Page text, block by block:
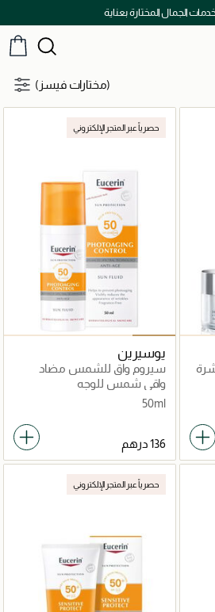
الجمال المختارة بعناية
(مختارات فيسز)
حصرياً عبر المتجر الإلكتروني
يوسيرين
سيروم واقٍ للشمس مضاد
للشيخوخة بعامل حماية 50
واقي شمس للوجه
50ml
حصرياً عبر المتجر الإلكتروني